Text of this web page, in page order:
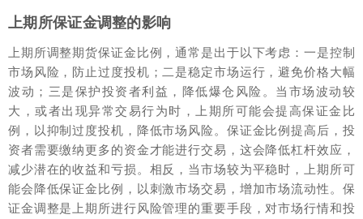
上期所保证金调整的影响
上期所调整期货保证金比例，通常是出于以下考虑：一是控制
市场风险，防止过度投机；二是稳定市场运行，避免价格大幅
波动；三是保护投资者利益，降低爆仓风险。当市场波动较
大，或者出现异常交易行为时，上期所可能会提高保证金比
例，以抑制过度投机，降低市场风险。保证金比例提高后，投
资者需要缴纳更多的资金才能进行交易，这会降低杠杆效应，
减少潜在的收益和亏损。相反，当市场较为平稳时，上期所可
能会降低保证金比例，以刺激市场交易，增加市场流动性。保
证金调整是上期所进行风险管理的重要手段，对市场行情和投